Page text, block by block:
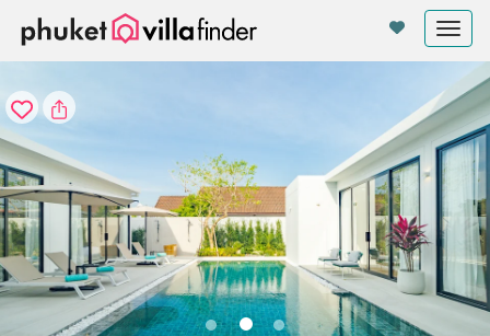
Pannello di gestione dei cookies